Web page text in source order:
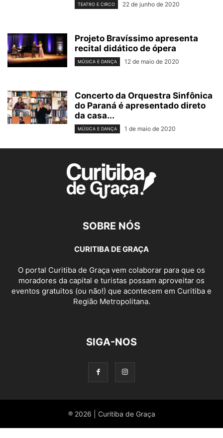
TEATRO E CIRCO 22 de junho de 2020
Projeto Bravíssimo apresenta
recital didático de ópera
MÚSICA E DANÇA 12 de maio de 2020
Concerto da Orquestra Sinfônica
do Paraná é apresentado direto
da casa...
MÚSICA E DANÇA 1 de maio de 2020
SOBRE NÓS
CURITIBA DE GRAÇA
O portal Curitiba de Graça vem colaborar para que os
moradores da capital e turistas possam aproveitar os
eventos gratuitos (ou não!) que acontecem em Curitiba e
Região Metropolitana.
SIGA-NOS
® 2026 | Curitiba de Graça